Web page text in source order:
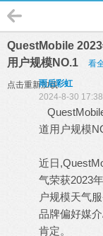
QuestMobile
用户规模NO.1
看
点击重新加载
雨后彩虹
2024-8-30
道用户规模
近日
气荣获2023
户规模天气
品牌偏好媒
肯定。